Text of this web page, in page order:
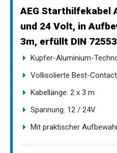
AEG Starthilfekabel
und 24 Volt, in
3m, erfüllt DIN 72553
Kupfer-Aluminium-
Vollisolierte Best-
Kabellänge: 2 x 3 m
Spannung: 12 / 24V
Mit praktischer